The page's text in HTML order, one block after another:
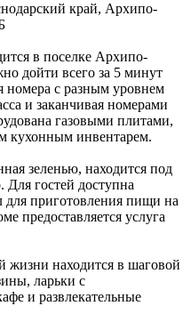
край, Архипо-
в поселке Архипо-
дойти всего за 5 минут
номера с разным уровнем
и заканчивая номерами
газовыми плитами,
кухонным инвентарем.
зеленью, находится под
гостей доступна
для приготовления пищи на
предоставляется услуга
жизни находится в шаговой
ларьки с
и развлекательные